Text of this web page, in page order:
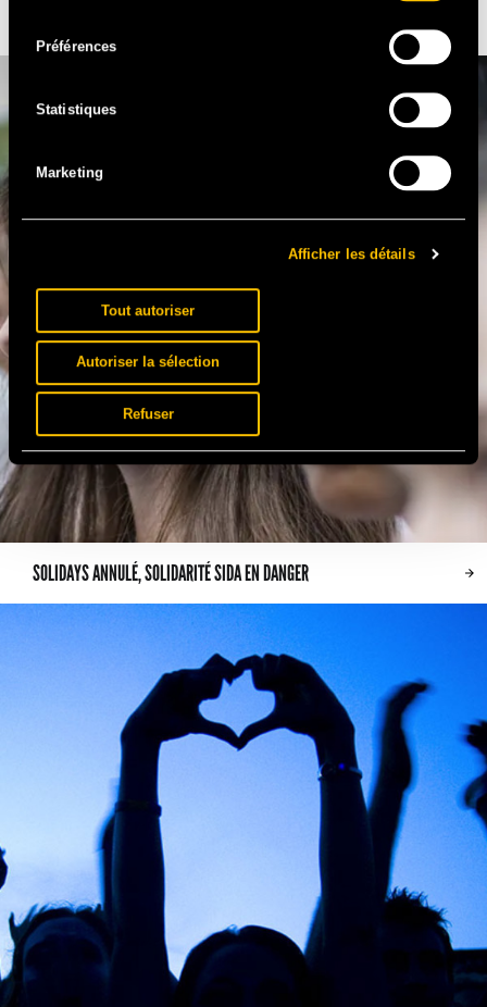
Préférences
Statistiques
Marketing
Afficher les détails
Tout autoriser
Autoriser la sélection
Refuser
SOLIDAYS ANNULÉ, SOLIDARITÉ SIDA EN DANGER